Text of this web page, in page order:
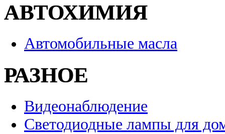
АВТОХИМИЯ
Автомобильные масла
РАЗНОЕ
Видеонаблюдение
Светодиодные лампы для